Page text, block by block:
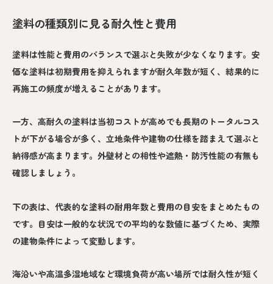
塗料の種類別に見る耐久性と費用
塗料は性能と費用のバランスで選ぶと失敗が少なくなります。安
価な塗料は初期費用を抑えられますが耐久年数が短く、結果的に
再施工の頻度が増えることがあります。
一方、高耐久の塗料は当初コストが高めでも長期のトータルコス
トが下がる場合が多く、立地条件や建物の仕様を踏まえて選ぶと
納得感が高まります。外壁材との相性や遮熱・防汚性能の有無も
確認しましょう。
下の表は、代表的な塗料の耐用年数と費用の目安をまとめたもの
です。目安は一般的な状況での平均的な数値に基づくため、実際
の建物条件によって変動します。
海沿いや高温多湿地域など環境負荷が高い場所では耐久性が短く